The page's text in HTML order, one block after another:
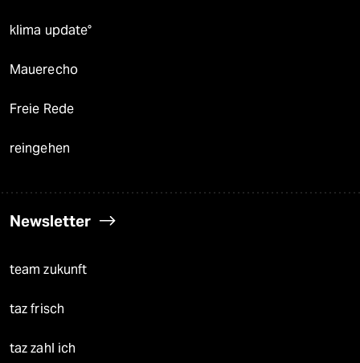
klima update°
Mauerecho
Freie Rede
reingehen
Newsletter
team zukunft
taz frisch
taz zahl ich